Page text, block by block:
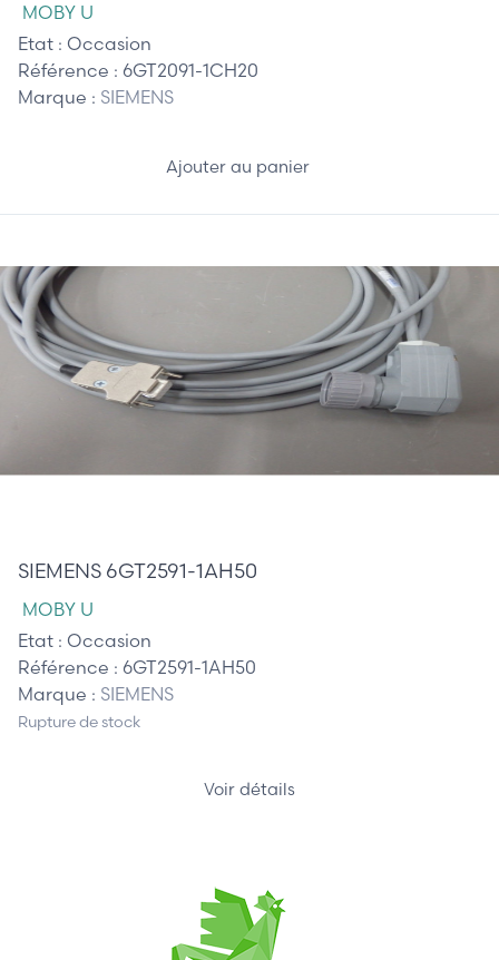
MOBY U
Etat : Occasion
Référence : 6GT2091-1CH20
Marque : SIEMENS
Ajouter au panier
SIEMENS 6GT2591-1AH50
MOBY U
Etat : Occasion
Référence : 6GT2591-1AH50
Marque : SIEMENS
Rupture de stock
Voir détails